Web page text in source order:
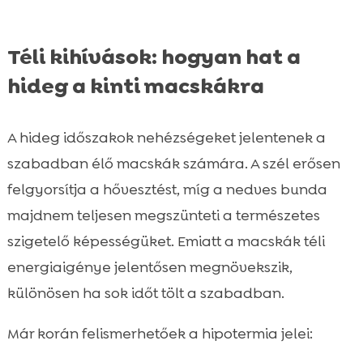
Téli kihívások: hogyan hat a
hideg a kinti macskákra
A hideg időszakok nehézségeket jelentenek a
szabadban élő macskák számára. A szél erősen
felgyorsítja a hővesztést, míg a nedves bunda
majdnem teljesen megszünteti a természetes
szigetelő képességüket. Emiatt a macskák téli
energiaigénye jelentősen megnövekszik,
különösen ha sok időt tölt a szabadban.
Már korán felismerhetőek a hipotermia jelei: